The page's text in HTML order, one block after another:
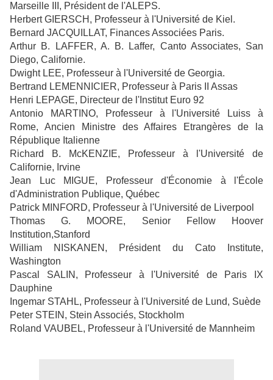
Marseille III, Président de l'ALEPS.
Herbert GIERSCH, Professeur à l'Université de Kiel.
Bernard JACQUILLAT, Finances Associées Paris.
Arthur B. LAFFER, A. B. Laffer, Canto Associates, San
Diego, Californie.
Dwight LEE, Professeur à l'Université de Georgia.
Bertrand LEMENNICIER, Professeur à Paris II Assas
Henri LEPAGE, Directeur de l'Institut Euro 92
Antonio MARTINO, Professeur à l'Université Luiss à
Rome, Ancien Ministre des Affaires Etrangères de la
République Italienne
Richard B. McKENZIE, Professeur à l'Université de
Californie, Irvine
Jean Luc MIGUE, Professeur d'Économie à l'École
d'Administration Publique, Québec
Patrick MINFORD, Professeur à l'Université de Liverpool
Thomas G. MOORE, Senior Fellow Hoover
Institution,Stanford
William NISKANEN, Président du Cato Institute,
Washington
Pascal SALIN, Professeur à l'Université de Paris IX
Dauphine
Ingemar STAHL, Professeur à l'Université de Lund, Suède
Peter STEIN, Stein Associés, Stockholm
Roland VAUBEL, Professeur à l'Université de Mannheim